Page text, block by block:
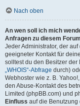
Nach oben
An wen soll ich mich
Anfragen zu diesem
Jeder Administrator, der auf
geeigneter Kontakt für
solltest du den Besitzer
„WHOIS“-Abfrage durch)
Webhoster wie z. B.
den Abuse-Kontakt des
Limited (phpBB.com) und
Einfluss auf die Benutzung